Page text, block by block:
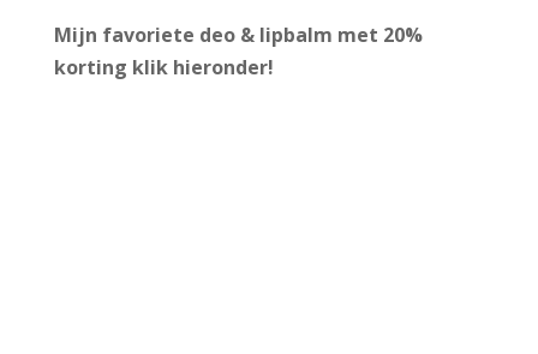
Mijn favoriete deo & lipbalm met 20%
korting klik hieronder!